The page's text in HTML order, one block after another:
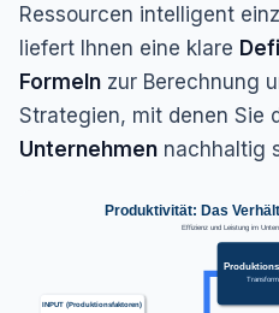
Ressourcen intelligent
liefert Ihnen eine klare
Formeln zur Berechnung
Strategien, mit denen Sie
Unternehmen nachhaltig
INPUT (Produktionsfaktoren)
Produktivität: Das
Effizienz und Leistung im